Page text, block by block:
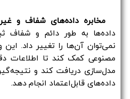
مخابره داده‌های شفاف و
داده‌ها به طور دائم و شفاف
نمی‌توان آن‌ها را تغییر داد.
مصنوعی کمک کند تا اطلاعات
مدل‌سازی دریافت کند و
داده‌های قابل‌اعتماد انجام دهد.